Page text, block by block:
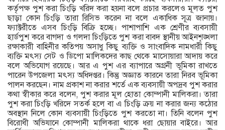
কর্তৃপক্ষ পুশ করা চিংড়ি খরিদ করা হয়না বলে প্রচার করলেও মূলত পুশ
ছাড়া কোন চিংড়ি তারা রিসিভ করেন না বলে একাধিক সূত্র জানায়।
ফ্যাক্টরীতে এসব চিংড়ি বিক্রি হচ্ছে। পাশাপাশি এক শ্রেণীর ব্যবসায়ী
হার্ডপুশ করে বাগদা ও গলদা চিংড়িতে পুশ করা বাবদ স্থানীয় আইনশৃঙ্খলা
রক্ষাকারী বাহিনীর কতিপয় অসাধু কিছু ব্যক্তি ও সাংবাদিক নামধারী কিছু
ব্যক্তি মৎস্য সেট ও ডিপো মালিকদের কাছ থেকে মাসোয়ারা আদায় করে
বলে অভিযোগ রয়েছে। আর এ পুশ এর ব্যাপারে অগ্রনী ভূমিকা রাখতে
পারেন উপজেলা মৎস্য অধিদপ্তর। কিন্তু অজ্ঞাত কারনে তারা নিরব ভূমিকা
পালন করছেন। নাম প্রকাশ না করার শর্তে এক ব্যবসায়ী অপদ্রব পুশ করার
কথা স্বীকার করে বলেন, পুশ করার মূল হোতা কোম্পানী মালিকরা। তারা
পুশ করা চিংড়ি খরিদে সতর্ক হলে বা এ চিংড়ি ক্রয় না করার জন্য কঠোর
অবস্থান নিলে কোন ব্যবসায়ী চিংড়িতে পুশ করতো না। তিনি বলেন পুশ
বিরোধী অভিযানে কোম্পানী মালিকরা থাকে ধরা ছোয়ার বাইরে। আর